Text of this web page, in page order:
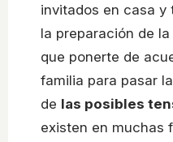
invitados en casa y
la preparación de
que ponerte de
familia para pasar
de las posibles
existen en muchas